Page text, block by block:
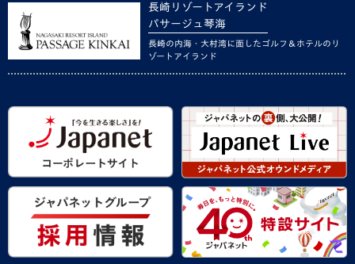
長崎リゾートアイランド
パサージュ琴海
長崎の内海・大村湾に面したゴルフ＆ホテルのリ
ゾートアイランド